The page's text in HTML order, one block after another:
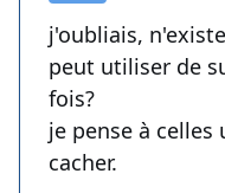
j'oubliais,
peut utiliser de
fois?
je pense à celles
cacher.